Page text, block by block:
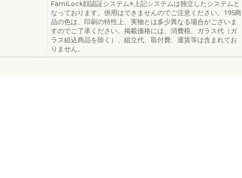
FamiLock顔認証システム※上記システムは独立したシステムと
なっております。併用はできませんのでご注意ください。195商
品の色は、印刷の特性上、実物とは多少異なる場合がございま
すのでご了承ください。掲載価格には、消費税、ガラス代（ガ
ラス組込商品を除く）、組立代、取付費、運賃等は含まれてお
りません。